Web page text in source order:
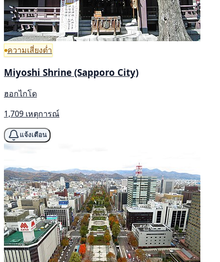
ความเสี่ยงต่ำ
Miyoshi Shrine (Sapporo City)
ฮอกไกโด
1,709 เหตุการณ์
แจ้งเตือน